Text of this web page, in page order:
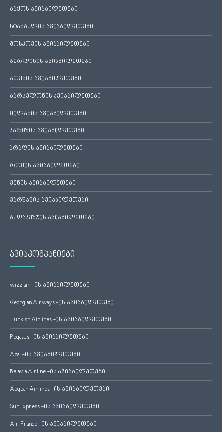
ბაქოს ავიაბილეთები
სტამბულის ავიაბილეთები
მოსკოვის ავიაბილეთები
ბერლინის ავიაბილეთები
ათენის ავიაბილეთები
ბარსელონის ავიაბილეთები
მილანის ავიაბილეთები
პარიზის ავიაბილეთები
პრაღის ავიაბილეთები
რომის ავიაბილეთები
ვენის ავიაბილეთები
ვარშავის ავიაბილეთები
ბუდაპეშტის ავიაბილეთები
ავიაკომპანიები
wizz air -ის ავიაბილეთები
Georgian Airways -ის ავიაბილეთები
Turkish Airlines -ის ავიაბილეთები
Pegasus -ის ავიაბილეთები
Azal -ის ავიაბილეთები
Belavia Airline -ის ავიაბილეთები
Aegean Airlines -ის ავიაბილეთები
SunExpress -ის ავიაბილეთები
Air France -ის ავიაბილეთები